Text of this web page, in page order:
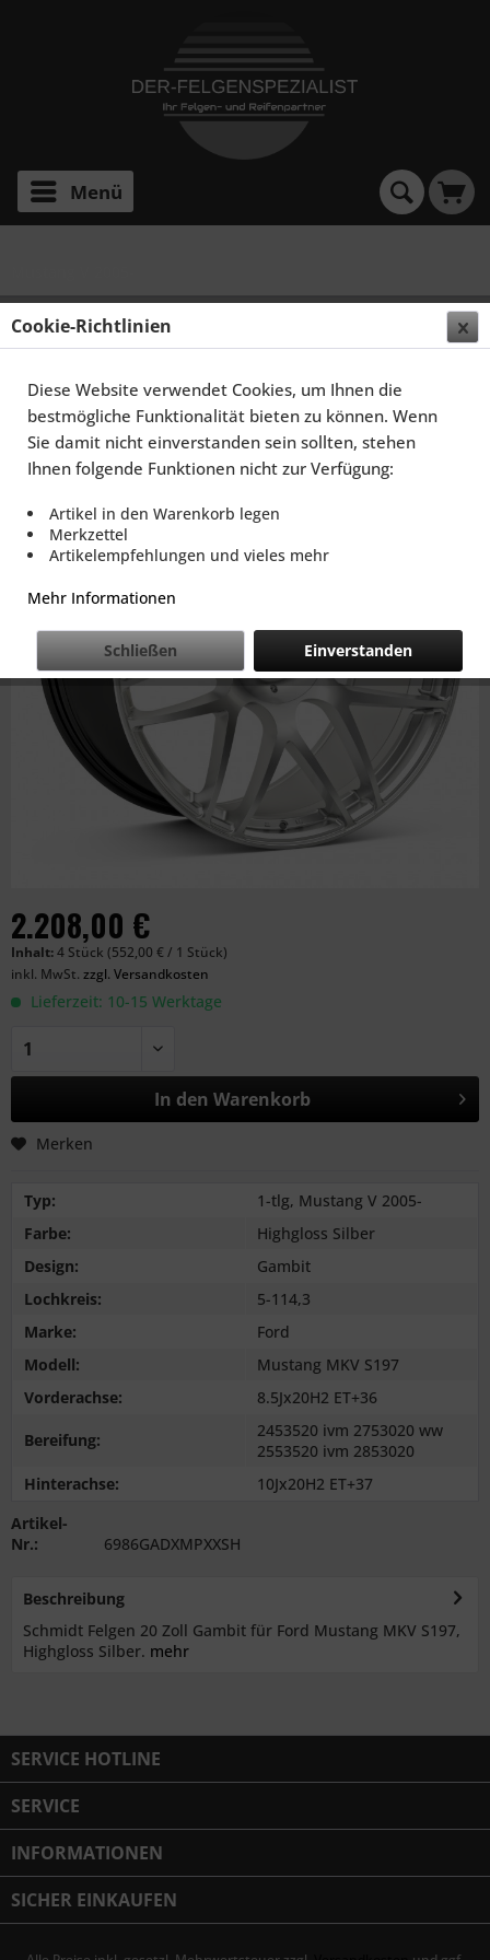
Menü
SCHMIDT FELGEN 20 ZOLL GAMBIT FÜR FORD
MUSTANG MKV S197, HIGHGLOSS SILBER
2.208,00 €
Inhalt:4 Stück (552,00 € / 1 Stück)
inkl. MwSt. zzgl. Versandkosten
Lieferzeit: 10-15 Werktage
In den Warenkorb
Merken
Typ:
1-tlg, Mustang V 2005-
Farbe:
Highgloss Silber
Design:
Gambit
Lochkreis:
5-114,3
Marke:
Ford
Modell:
Mustang MKV S197
Vorderachse:
8.5Jx20H2 ET+36
Bereifung:
2453520 ivm 2753020 ww
2553520 ivm 2853020
Hinterachse:
10Jx20H2 ET+37
Artikel-
Nr.:
6986GADXMPXXSH
Beschreibung
Schmidt Felgen 20 Zoll Gambit für Ford Mustang MKV S197,
Highgloss Silber. mehr
SERVICE HOTLINE
SERVICE
INFORMATIONEN
SICHER EINKAUFEN
Cookie-Richtlinien
Diese Website verwendet Cookies, um Ihnen die
bestmögliche Funktionalität bieten zu können. Wenn
Sie damit nicht einverstanden sein sollten, stehen
Ihnen folgende Funktionen nicht zur Verfügung:
Artikel in den Warenkorb legen
Merkzettel
Artikelempfehlungen und vieles mehr
Mehr Informationen
Einverstanden
Schließen